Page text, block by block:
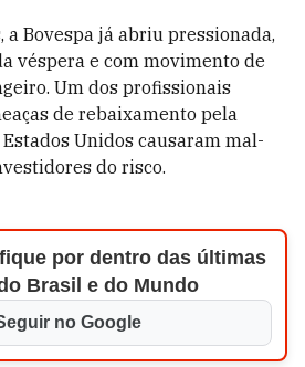
a Bovespa já abriu pressionada,
véspera e com movimento de
Um dos profissionais
de rebaixamento pela
Unidos causaram mal-
do risco.
por dentro das últimas
Brasil e do Mundo
no Google